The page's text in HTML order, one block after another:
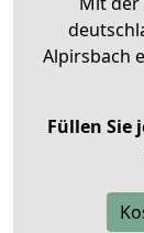
Alpirsbach
Füllen Sie